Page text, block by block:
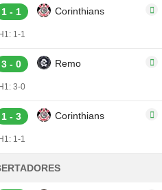
1 - 1 Corinthians
H1: 1-1
3 - 0 Remo
H1: 3-0
1 - 3 Corinthians
H1: 1-1